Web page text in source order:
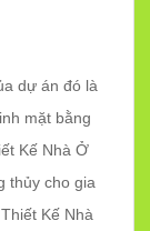
dự án đó là
mặt bằng
Kế Nhà Ở
thủy cho gia
Kế Nhà